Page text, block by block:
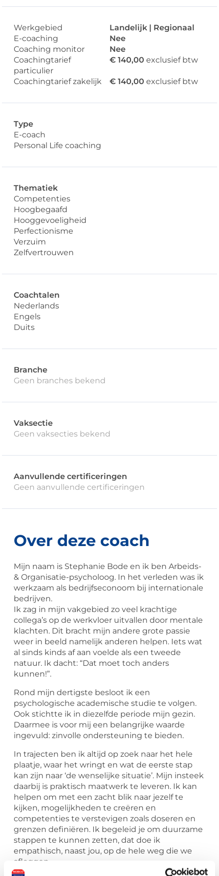
Werkgebied
Landelijk | Regionaal
E-coaching
Nee
Coaching monitor
Nee
Coachingtarief
particulier
€ 140,00 exclusief btw
Coachingtarief zakelijk € 140,00 exclusief btw
Type
E-coach
Personal Life coaching
Thematiek
Competenties
Hoogbegaafd
Hooggevoeligheid
Perfectionisme
Verzuim
Zelfvertrouwen
Coachtalen
Nederlands
Engels
Duits
Branche
Geen branches bekend
Vaksectie
Geen vaksecties bekend
Aanvullende certificeringen
Geen aanvullende certificeringen
Over deze coach
Mijn naam is Stephanie Bode en ik ben Arbeids-
& Organisatie-psycholoog. In het verleden was ik
werkzaam als bedrijfseconoom bij internationale
bedrijven.
Ik zag in mijn vakgebied zo veel krachtige
collega’s op de werkvloer uitvallen door mentale
klachten. Dit bracht mijn andere grote passie
weer in beeld namelijk anderen helpen. Iets wat
al sinds kinds af aan voelde als een tweede
natuur. Ik dacht: “Dat moet toch anders
kunnen!”.
Rond mijn dertigste besloot ik een
psychologische academische studie te volgen.
Ook stichtte ik in diezelfde periode mijn gezin.
Daarmee is voor mij een belangrijke waarde
ingevuld: zinvolle ondersteuning te bieden.
In trajecten ben ik altijd op zoek naar het hele
plaatje, waar het wringt en wat de eerste stap
kan zijn naar ‘de wenselijke situatie’. Mijn insteek
daarbij is praktisch maatwerk te leveren. Ik kan
helpen om met een zacht blik naar jezelf te
kijken, mogelijkheden te creëren en
competenties te verstevigen zoals doseren en
grenzen definiëren. Ik begeleid je om duurzame
stappen te kunnen zetten, dat doe ik
empathisch, naast jou, op de hele weg die we
afleggen.